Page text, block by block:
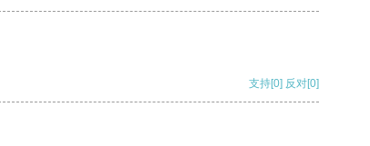
支持[0] 反对[0]